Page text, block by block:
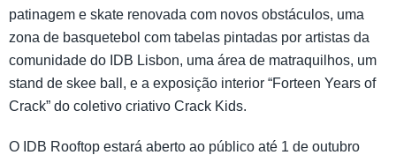
patinagem e skate renovada com novos obstáculos, uma
zona de basquetebol com tabelas pintadas por artistas da
comunidade do IDB Lisbon, uma área de matraquilhos, um
stand de skee ball, e a exposição interior “Forteen Years of
Crack” do coletivo criativo Crack Kids.
O IDB Rooftop estará aberto ao público até 1 de outubro